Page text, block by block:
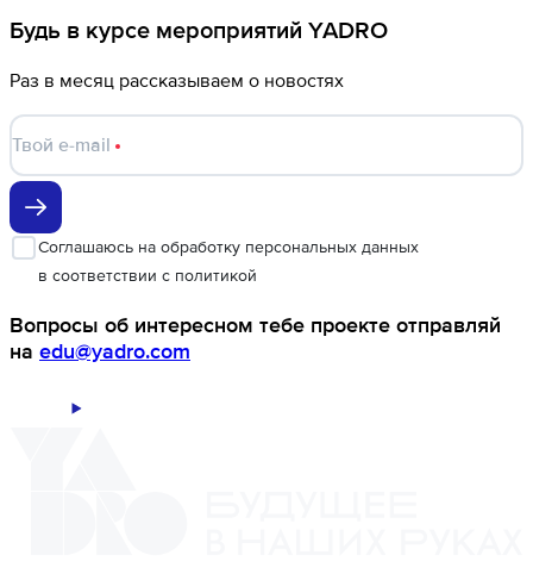
Будь в курсе мероприятий YADRO
Раз в месяц рассказываем о новостях
Твой e-mail
Соглашаюсь на обработку персональных данных
в соответствии с политикой
Вопросы об интересном тебе проекте отправляй
на edu@yadro.com